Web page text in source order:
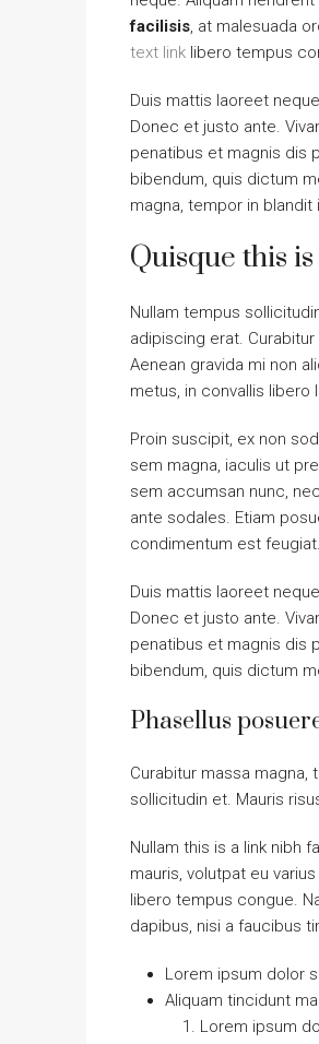
facilisis, at malesuada
text link libero tempus
Duis mattis laoreet
Donec et justo ante.
penatibus et magnis dis
bibendum, quis dictum
magna, tempor in
Quisque this
Nullam tempus
adipiscing erat.
Aenean gravida mi non
metus, in convallis libero
Proin suscipit, ex non
sem magna, iaculis ut
sem accumsan nunc,
ante sodales. Etiam
condimentum est feugiat.
Duis mattis laoreet
Donec et justo ante.
penatibus et magnis dis
bibendum, quis dictum
Phasellus
Curabitur massa magna,
sollicitudin et. Mauris
Nullam this is a link nibh
mauris, volutpat eu
libero tempus congue.
dapibus, nisi a faucibus
Lorem ipsum dolor
Aliquam tincidunt
Lorem ipsum